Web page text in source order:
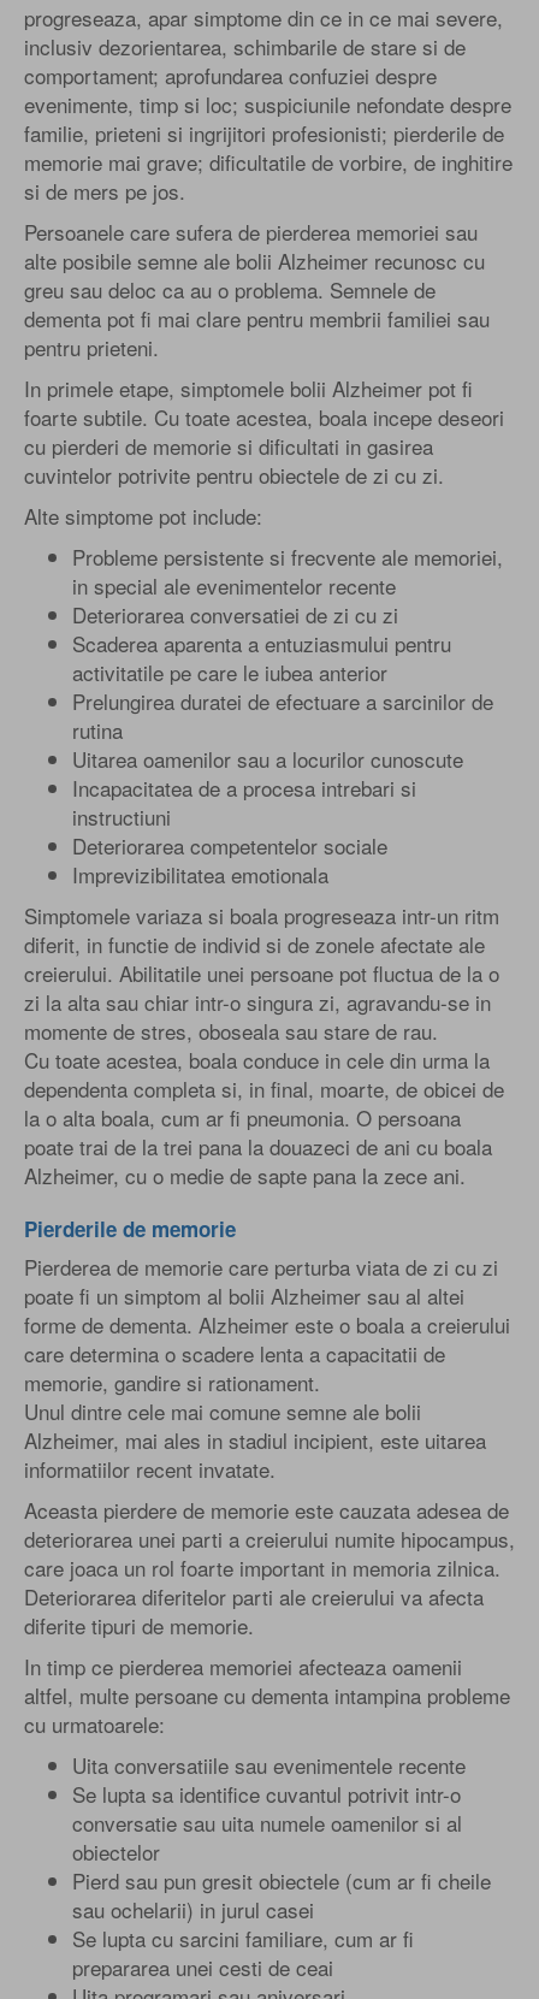
progreseaza, apar simptome din ce in ce mai severe,
inclusiv dezorientarea, schimbarile de stare si de
comportament; aprofundarea confuziei despre
evenimente, timp si loc; suspiciunile nefondate despre
familie, prieteni si ingrijitori profesionisti; pierderile de
memorie mai grave; dificultatile de vorbire, de inghitire
si de mers pe jos.
Persoanele care sufera de pierderea memoriei sau
alte posibile semne ale bolii Alzheimer recunosc cu
greu sau deloc ca au o problema. Semnele de
dementa pot fi mai clare pentru membrii familiei sau
pentru prieteni.
In primele etape, simptomele bolii Alzheimer pot fi
foarte subtile. Cu toate acestea, boala incepe deseori
cu pierderi de memorie si dificultati in gasirea
cuvintelor potrivite pentru obiectele de zi cu zi.
Alte simptome pot include:
Probleme persistente si frecvente ale memoriei,
in special ale evenimentelor recente
Deteriorarea conversatiei de zi cu zi
Scaderea aparenta a entuziasmului pentru
activitatile pe care le iubea anterior
Prelungirea duratei de efectuare a sarcinilor de
rutina
Uitarea oamenilor sau a locurilor cunoscute
Incapacitatea de a procesa intrebari si
instructiuni
Deteriorarea competentelor sociale
Imprevizibilitatea emotionala
Simptomele variaza si boala progreseaza intr-un ritm
diferit, in functie de individ si de zonele afectate ale
creierului. Abilitatile unei persoane pot fluctua de la o
zi la alta sau chiar intr-o singura zi, agravandu-se in
momente de stres, oboseala sau stare de rau.
Cu toate acestea, boala conduce in cele din urma la
dependenta completa si, in final, moarte, de obicei de
la o alta boala, cum ar fi pneumonia. O persoana
poate trai de la trei pana la douazeci de ani cu boala
Alzheimer, cu o medie de sapte pana la zece ani.
Pierderile de memorie
Pierderea de memorie care perturba viata de zi cu zi
poate fi un simptom al bolii Alzheimer sau al altei
forme de dementa. Alzheimer este o boala a creierului
care determina o scadere lenta a capacitatii de
memorie, gandire si rationament.
Unul dintre cele mai comune semne ale bolii
Alzheimer, mai ales in stadiul incipient, este uitarea
informatiilor recent invatate.
Aceasta pierdere de memorie este cauzata adesea de
deteriorarea unei parti a creierului numite hipocampus,
care joaca un rol foarte important in memoria zilnica.
Deteriorarea diferitelor parti ale creierului va afecta
diferite tipuri de memorie.
In timp ce pierderea memoriei afecteaza oamenii
altfel, multe persoane cu dementa intampina probleme
cu urmatoarele:
Uita conversatiile sau evenimentele recente
Se lupta sa identifice cuvantul potrivit intr-o
conversatie sau uita numele oamenilor si al
obiectelor
Pierd sau pun gresit obiectele (cum ar fi cheile
sau ochelarii) in jurul casei
Se lupta cu sarcini familiare, cum ar fi
prepararea unei cesti de ceai